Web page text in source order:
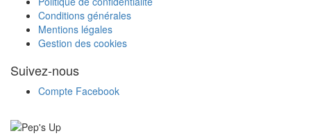
Conditions générales
Mentions légales
Gestion des cookies
Suivez-nous
Compte Facebook